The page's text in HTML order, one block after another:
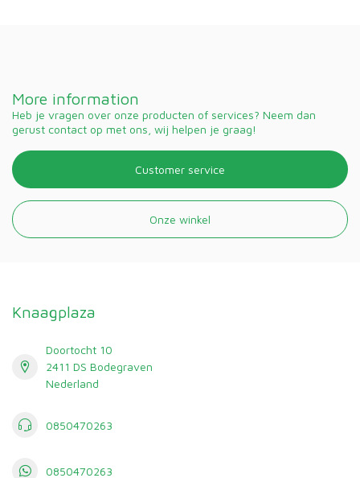
More information
Heb je vragen over onze producten of services? Neem dan
gerust contact op met ons, wij helpen je graag!
Customer service
Onze winkel
Knaagplaza
Doortocht 10
2411 DS Bodegraven
Nederland
0850470263
0850470263